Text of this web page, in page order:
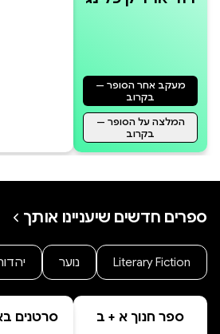
וסטמינסטר בפינת
קבריהם של צ'רלס דיקנס
הרדי.
מעקב אחר הסופר —
בקרוב
המלצה על הסופר —
בקרוב
ספרים חדשים שיעניינו אותך
Literary Fiction נוער
ספר חנוך א + ב סרטנים